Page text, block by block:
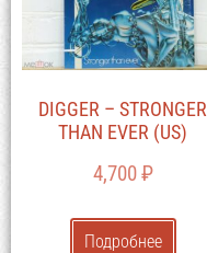
DIGGER – STRONGER
THAN EVER (US)
4,700₽
Подробнее